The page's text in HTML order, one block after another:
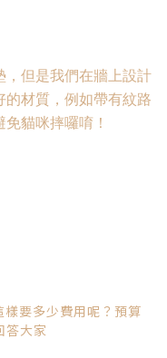
，但是我們在牆上設計
的材質，例如帶有紋路
貓咪摔囉唷！
樣要多少費用呢？預算
答大家